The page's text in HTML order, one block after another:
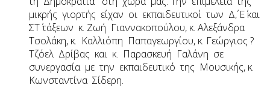
μικρής γιορτής είχαν οι εκπαιδευτικοί των Δ΄, Ε΄ και
ΣΤ΄ τάξεων κ. Ζωή Γιαννακοπούλου, κ. Αλεξάνδρα
Τσολάκη, κ. Καλλιόπη Παπαγεωργίου, κ. Γεώργιος ?
Τζόελ Δρίβας και κ. Παρασκευή Γαλάνη σε
συνεργασία με την εκπαιδευτικό της Μουσικής, κ.
Κωνσταντίνα Σίδερη.